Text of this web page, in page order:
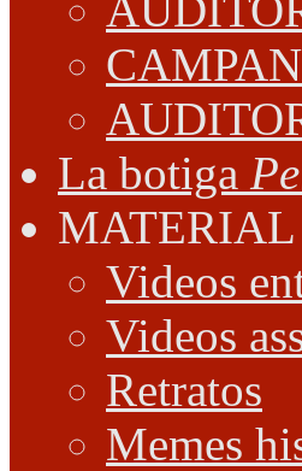
La botiga
Videos
Videos
Retratos
Memes